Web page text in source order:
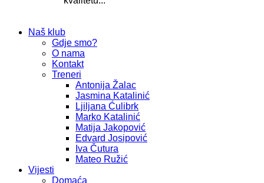
Naš klub
Gdje smo?
O nama
Kontakt
Treneri
Antonija Žalac
Jasmina Katalinić
Ljiljana Ćulibrk
Marko Katalinić
Matija Jakopović
Edvard Josipović
Iva Čutura
Mateo Ružić
Vijesti
Domaća